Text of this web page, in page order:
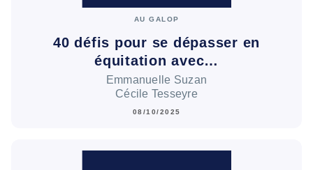
AU GALOP
40 défis pour se dépasser en
équitation avec…
Emmanuelle Suzan
Cécile Tesseyre
08/10/2025